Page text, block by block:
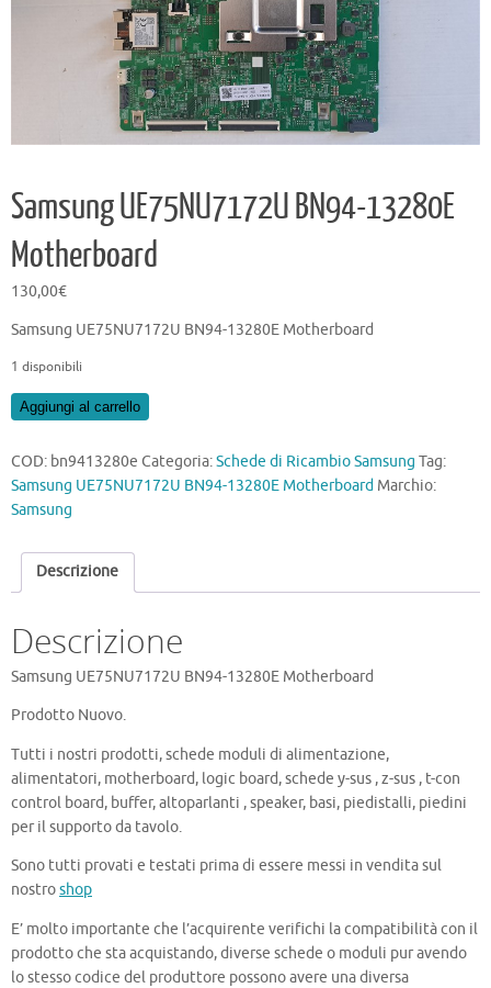
Samsung UE75NU7172U BN94-13280E
Motherboard
130,00€
Samsung UE75NU7172U BN94-13280E Motherboard
1 disponibili
Samsung
BN94-
13280E
Motherboard
quantità
Aggiungi al carrello
COD: bn9413280e Categoria:Schede di Ricambio Samsung Tag:
Samsung UE75NU7172U BN94-13280E Motherboard Marchio:
Samsung
Descrizione
Descrizione
Samsung UE75NU7172U BN94-13280E Motherboard
Prodotto Nuovo.
Tutti i nostri prodotti, schede moduli di alimentazione,
alimentatori, motherboard, logic board, schede y-sus , z-sus , t-con
control board, buffer, altoparlanti , speaker, basi, piedistalli, piedini
per il supporto da tavolo.
Sono tutti provati e testati prima di essere messi in vendita sul
nostroshop
E’ molto importante che l’acquirente verifichi la compatibilità con il
prodotto che sta acquistando, diverse schede o moduli pur avendo
lo stesso codice del produttore possono avere una diversa